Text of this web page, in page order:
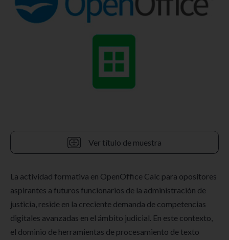
Ver título de muestra
La actividad formativa en OpenOffice Calc para opositores
aspirantes a futuros funcionarios de la administración de
justicia, reside en la creciente demanda de competencias
digitales avanzadas en el ámbito judicial. En este contexto,
el dominio de herramientas de procesamiento de texto